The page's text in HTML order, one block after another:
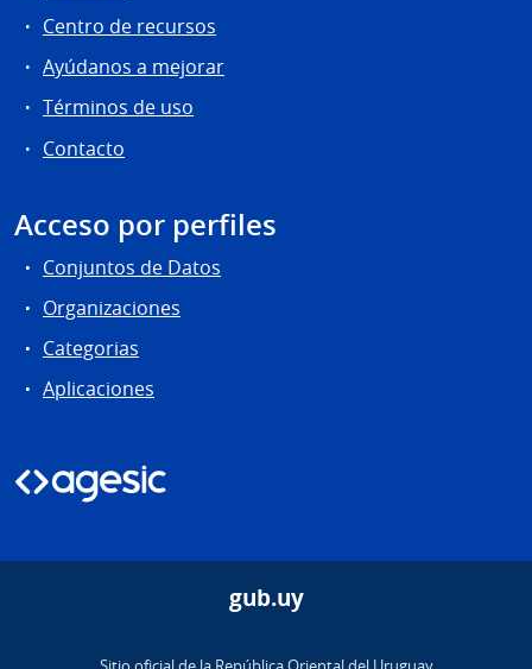
Centro de recursos
Ayúdanos a mejorar
Términos de uso
Contacto
Acceso por perfiles
Conjuntos de Datos
Organizaciones
Categorias
Aplicaciones
gub.uy